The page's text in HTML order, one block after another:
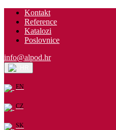
Kontakt
Reference
Katalozi
Poslovnice
info@alpod.hr
EN
CZ
SK